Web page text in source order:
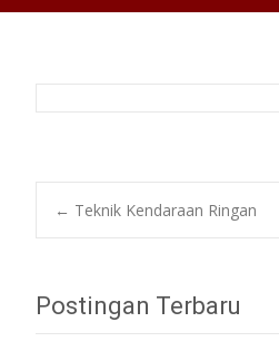
Post
navigation
← Teknik Kendaraan Ringan
Postingan Terbaru